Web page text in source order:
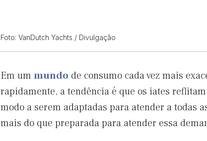
Foto: VanDutch Yachts / Divulgação
Em um mundo de consumo cada vez mais
rapidamente, a tendência é que os iates
modo a serem adaptadas para atender a todas
mais do que preparada para atender essa